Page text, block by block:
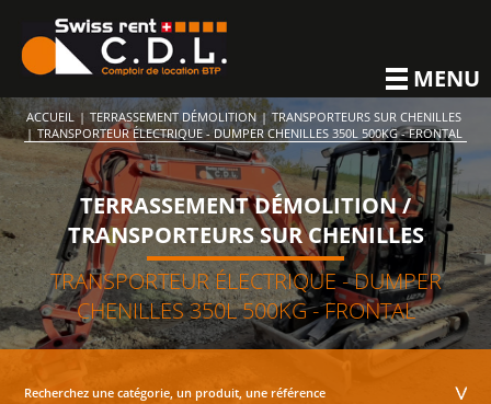
MENU
ACCUEIL | TERRASSEMENT DÉMOLITION | TRANSPORTEURS SUR CHENILLES
| TRANSPORTEUR ÉLECTRIQUE - DUMPER CHENILLES 350L 500KG - FRONTAL
TERRASSEMENT DÉMOLITION /
TRANSPORTEURS SUR CHENILLES
TRANSPORTEUR ÉLECTRIQUE - DUMPER
CHENILLES 350L 500KG - FRONTAL